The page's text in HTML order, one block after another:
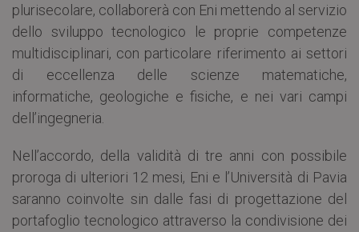
plurisecolare, collaborerà con Eni mettendo al servizio
dello sviluppo tecnologico le proprie competenze
multidisciplinari, con particolare riferimento ai settori
di eccellenza delle scienze matematiche,
informatiche, geologiche e fisiche, e nei vari campi
dell’ingegneria.
Nell’accordo, della validità di tre anni con possibile
proroga di ulteriori 12 mesi, Eni e l’Università di Pavia
saranno coinvolte sin dalle fasi di progettazione del
portafoglio tecnologico attraverso la condivisione dei